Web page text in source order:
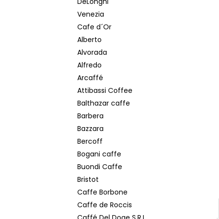
Venezia
Cafe d´Or
Alberto
Alvorada
Alfredo
Arcaffé
Attibassi Coffee
Balthazar caffe
Barbera
Bazzara
Bercoff
Bogani caffe
Buondi Caffe
Bristot
Caffe Borbone
Caffe de Roccis
LAVAZZA ESPRESSO ITALIANO CLASSICO
DÓZA MLETÁ KÁVA 250 G
€6,40
Pôvodne: €7